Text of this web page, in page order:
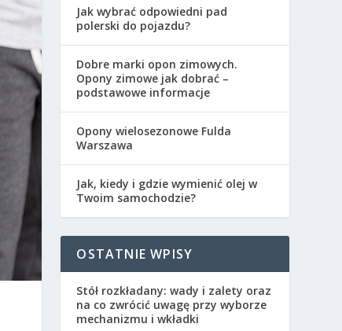
Jak wybrać odpowiedni pad
polerski do pojazdu?
Dobre marki opon zimowych.
Opony zimowe jak dobrać –
podstawowe informacje
Opony wielosezonowe Fulda
Warszawa
Jak, kiedy i gdzie wymienić olej w
Twoim samochodzie?
OSTATNIE WPISY
Stół rozkładany: wady i zalety oraz
na co zwrócić uwagę przy wyborze
mechanizmu i wkładki